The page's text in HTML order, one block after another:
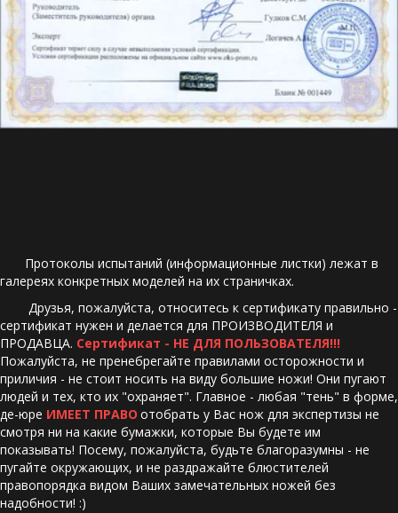
Протоколы испытаний (информационные листки) лежат в
галереях конкретных моделей на их страничках.
Друзья, пожалуйста, относитесь к сертификату правильно -
сертификат нужен и делается для ПРОИЗВОДИТЕЛЯ и
ПРОДАВЦА.
Сертификат - НЕ ДЛЯ ПОЛЬЗОВАТЕЛЯ!!!
Пожалуйста, не пренебрегайте правилами осторожности и
приличия - не стоит носить на виду большие ножи! Они пугают
людей и тех, кто их "охраняет". Главное - любая "тень" в форме,
де-юре ИМЕЕТ ПРАВО отобрать у Вас нож для экспертизы не
смотря ни на какие бумажки, которые Вы будете им
показывать! Посему, пожалуйста, будьте благоразумны - не
пугайте окружающих, и не раздражайте блюстителей
правопорядка видом Ваших замечательных ножей без
надобности! :)